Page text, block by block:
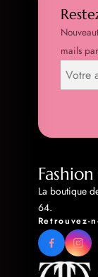
mails
La boutique
64.
Retrouvez-